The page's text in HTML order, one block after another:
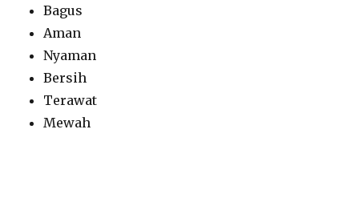
Bagus
Aman
Nyaman
Bersih
Terawat
Mewah